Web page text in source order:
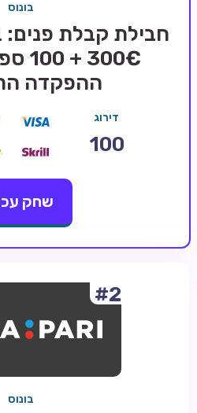
בלאקג'ק אונליין
בונוסים בקזינו אונליין
בונוס
ההפקדה
דירוג
100
שחק
#2
בונוס